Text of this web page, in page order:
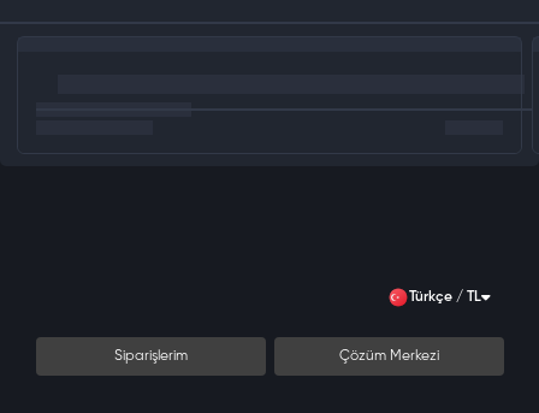
Türkçe / TL
Siparişlerim Çözüm Merkezi